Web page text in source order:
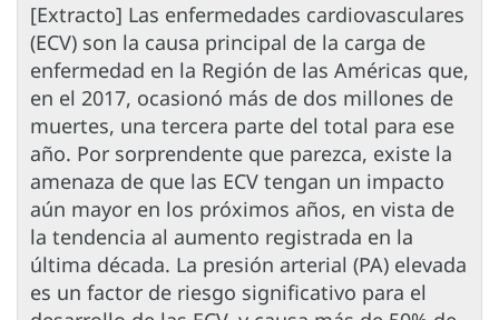
[Extracto] Las enfermedades cardiovasculares
(ECV) son la causa principal de la carga de
enfermedad en la Región de las Américas que,
en el 2017, ocasionó más de dos millones de
muertes, una tercera parte del total para ese
año. Por sorprendente que parezca, existe la
amenaza de que las ECV tengan un impacto
aún mayor en los próximos años, en vista de
la tendencia al aumento registrada en la
última década. La presión arterial (PA) elevada
es un factor de riesgo significativo para el